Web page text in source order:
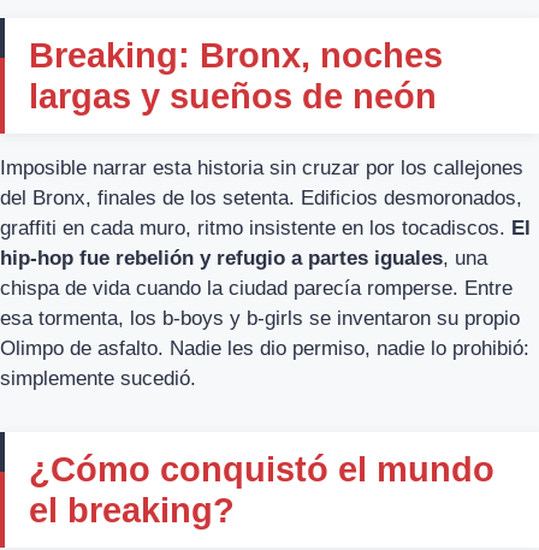
Breaking: Bronx, noches
largas y sueños de neón
Imposible narrar esta historia sin cruzar por los callejones
del Bronx, finales de los setenta. Edificios desmoronados,
graffiti en cada muro, ritmo insistente en los tocadiscos. El
hip-hop fue rebelión y refugio a partes iguales, una
chispa de vida cuando la ciudad parecía romperse. Entre
esa tormenta, los b-boys y b-girls se inventaron su propio
Olimpo de asfalto. Nadie les dio permiso, nadie lo prohibió:
simplemente sucedió.
¿Cómo conquistó el mundo
el breaking?